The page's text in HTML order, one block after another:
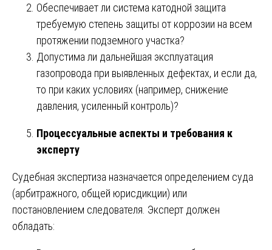
Обеспечивает ли система катодной защита
требуемую степень защиты от коррозии на всем
протяжении подземного участка?
Допустима ли дальнейшая эксплуатация
газопровода при выявленных дефектах, и если да,
то при каких условиях (например, снижение
давления, усиленный контроль)?
Процессуальные аспекты и требования к
эксперту
Судебная экспертиза назначается определением суда
(арбитражного, общей юрисдикции) или
постановлением следователя. Эксперт должен
обладать: